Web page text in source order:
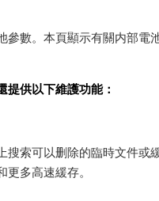
參數。本頁顯示有關内部
提供以下維護功能：
搜索可以删除的臨時文件
多高速緩存。